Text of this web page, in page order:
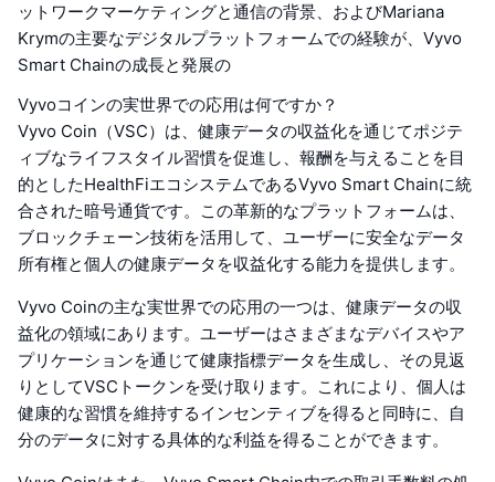
ットワークマーケティングと通信の背景、およびMariana
Krymの主要なデジタルプラットフォームでの経験が、Vyvo
Smart Chainの成長と発展の
Vyvoコインの実世界での応用は何ですか？
Vyvo Coin（VSC）は、健康データの収益化を通じてポジテ
ィブなライフスタイル習慣を促進し、報酬を与えることを目
的としたHealthFiエコシステムであるVyvo Smart Chainに統
合された暗号通貨です。この革新的なプラットフォームは、
ブロックチェーン技術を活用して、ユーザーに安全なデータ
所有権と個人の健康データを収益化する能力を提供します。
Vyvo Coinの主な実世界での応用の一つは、健康データの収
益化の領域にあります。ユーザーはさまざまなデバイスやア
プリケーションを通じて健康指標データを生成し、その見返
りとしてVSCトークンを受け取ります。これにより、個人は
健康的な習慣を維持するインセンティブを得ると同時に、自
分のデータに対する具体的な利益を得ることができます。